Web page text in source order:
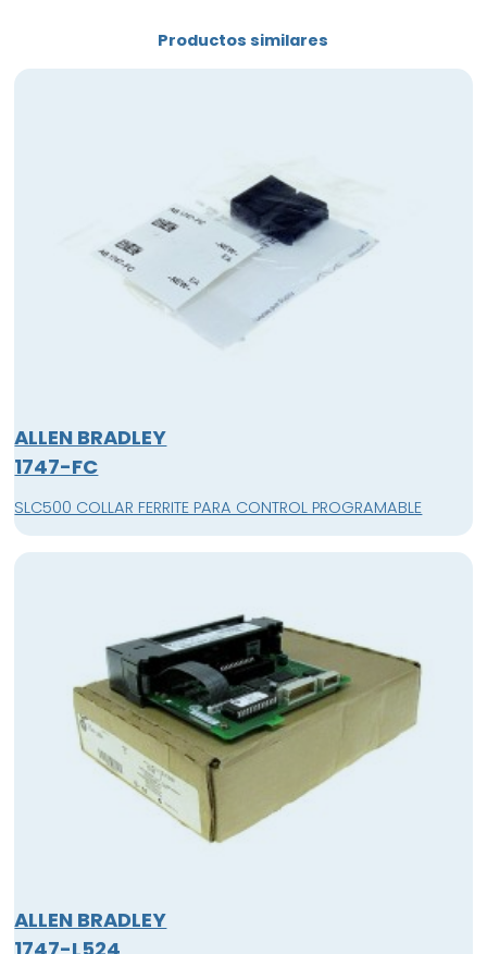
Productos similares
ALLEN BRADLEY
1747-FC
SLC500 COLLAR FERRITE PARA CONTROL PROGRAMABLE
ALLEN BRADLEY